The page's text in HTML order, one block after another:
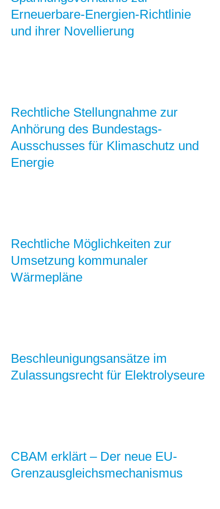
Erneuerbare-Energien-Richtlinie
und ihrer Novellierung
Rechtliche Stellungnahme zur
Anhörung des Bundestags-
Ausschusses für Klimaschutz und
Energie
Rechtliche Möglichkeiten zur
Umsetzung kommunaler
Wärmepläne
Beschleunigungsansätze im
Zulassungsrecht für Elektrolyseure
CBAM erklärt – Der neue EU-
Grenzausgleichsmechanismus